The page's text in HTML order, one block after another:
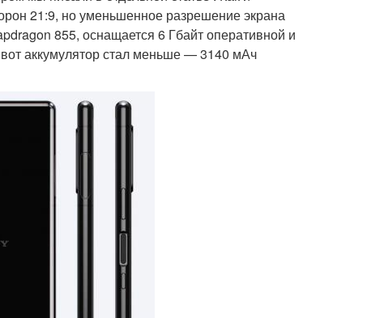
21:9, но уменьшенное разрешение экрана
855, оснащается 6 Гбайт оперативной и
аккумулятор стал меньше — 3140 мАч